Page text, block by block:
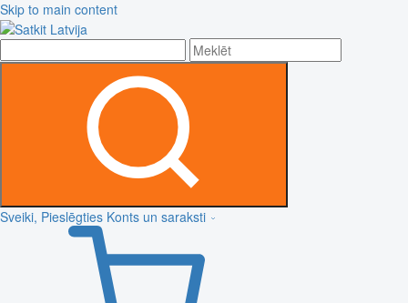
Skip to main content
Sveiki, Pieslēgties Konts un saraksti